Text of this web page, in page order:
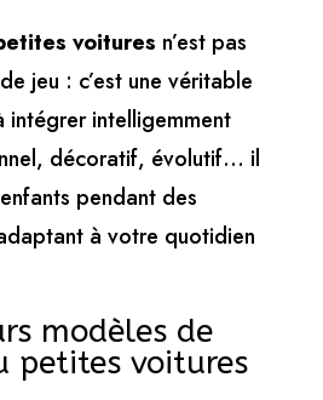
voitures n’est pas
jeu : c’est une véritable
intégrer intelligemment
décoratif, évolutif… il
pendant des
à votre quotidien
modèles de
petites voitures